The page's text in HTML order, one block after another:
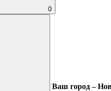
0
Ваш город –